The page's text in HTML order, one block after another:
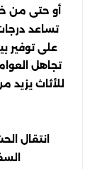
أو حتى من
تساعد
على توفير
تجاهل
للأثاث
انتقال